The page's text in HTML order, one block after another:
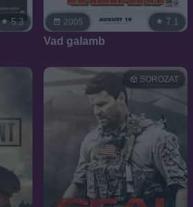
5.3 2005 7.1
Vad galamb
SOROZAT